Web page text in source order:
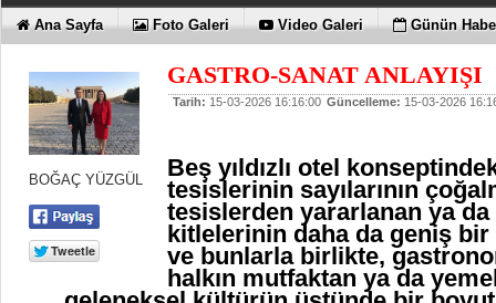
12:17 |THY REKOR KIRMAYI SEVİYOR
12:02 |ÖZEL FİYATLARLA GELDİLER
11:56 |İŞTE HONOR MAGIC V6
11:53 |TECNO'DA YENİLİKLER VAR
Ana Sayfa Foto Galeri Video Galeri Günün
BOĞAÇ YÜZGÜL
GASTRO-SANAT ANLAYIŞI
Tarih: 15-03-2026 16:16:00 Güncelleme: 15-03-2026
Beş yıldızlı otel
tesislerinin sayılarının
tesislerden yararlanan ya
kitlelerinin daha da geniş bir
ve bunlarla birlikte,
halkın mutfaktan ya da